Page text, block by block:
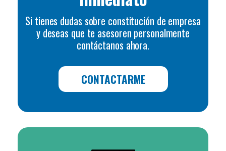
Si tienes dudas sobre constitución de empresa
y deseas que te asesoren personalmente
contáctanos ahora.
CONTACTARME